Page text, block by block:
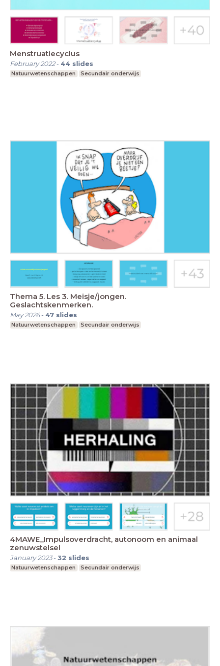
Menstruatiecyclus
February 2022- 44 slides
Natuurwetenschappen Secundair onderwijs
Thema 5. Les 3. Meisje/jongen.
Geslachtskenmerken.
May 2026- 47 slides
Natuurwetenschappen Secundair onderwijs
4MAWE_Impulsoverdracht, autonoom en animaal
zenuwstelsel
January 2023-32 slides
Natuurwetenschappen Secundair onderwijs